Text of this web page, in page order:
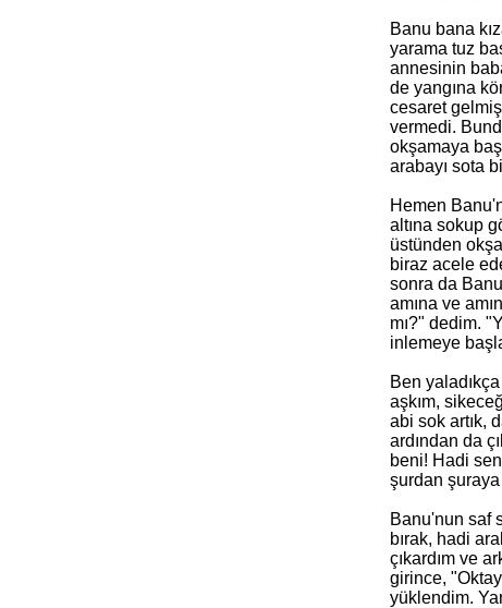
Banu bana
yarama tuz
annesinin
de yangına
cesaret
vermedi.
okşamaya
arabayı sota
Hemen
altına sokup
üstünden
biraz acele
sonra da
amına ve
mı?" dedim.
inlemeye
Ben
aşkım,
abi sok artık,
ardından da
beni! Hadi
şurdan
Banu'nun saf
bırak, hadi
çıkardım ve
girince,
yüklendim.